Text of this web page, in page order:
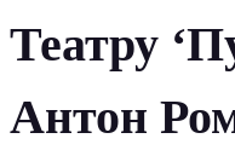
Театру
Антон